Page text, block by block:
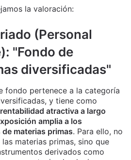
la valoración:
(Personal
"Fondo de
diversificadas"
fondo pertenece a la categoría
y tiene como
rentabilidad atractiva a largo
amplia a los
materias primas. Para ello, no
materias primas, sino que
derivados como